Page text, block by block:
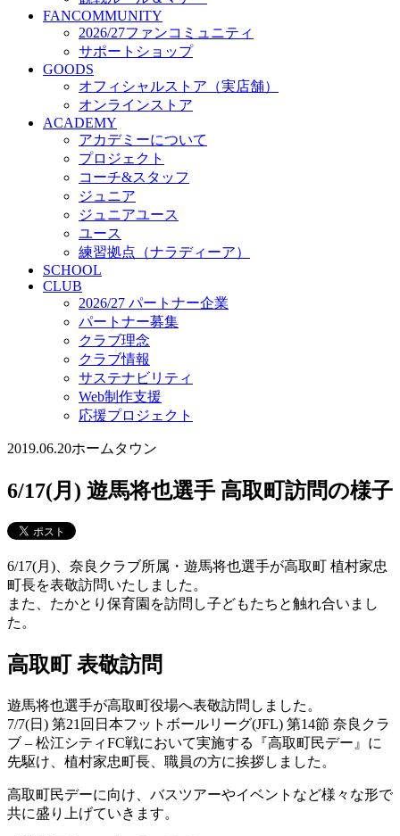
パートナー募集
クラブ理念
クラブ情報
サステナビリティ
Web制作支援
応援プロジェクト
FANCOMMUNITY
2026/27ファンコミュニティ
サポートショップ
GOODS
オフィシャルストア（実店舗）
オンラインストア
ACADEMY
アカデミーについて
プロジェクト
コーチ&スタッフ
ジュニア
ジュニアユース
ユース
練習拠点（ナラディーア）
SCHOOL
CLUB
2026/27 パートナー企業
パートナー募集
クラブ理念
クラブ情報
サステナビリティ
Web制作支援
応援プロジェクト
2019.06.20ホームタウン
6/17(月) 遊馬将也選手 高取町訪問の様子
6/17(月)、奈良クラブ所属・遊馬将也選手が高取町 植村家忠
町長を表敬訪問いたしました。
また、たかとり保育園を訪問し子どもたちと触れ合いまし
た。
高取町 表敬訪問
遊馬将也選手が高取町役場へ表敬訪問しました。
7/7(日) 第21回日本フットボールリーグ(JFL) 第14節 奈良クラ
ブ – 松江シティFC戦において実施する『高取町民デー』に
先駆け、植村家忠町長、職員の方に挨拶しました。
高取町民デーに向け、バスツアーやイベントなど様々な形で
共に盛り上げていきます。